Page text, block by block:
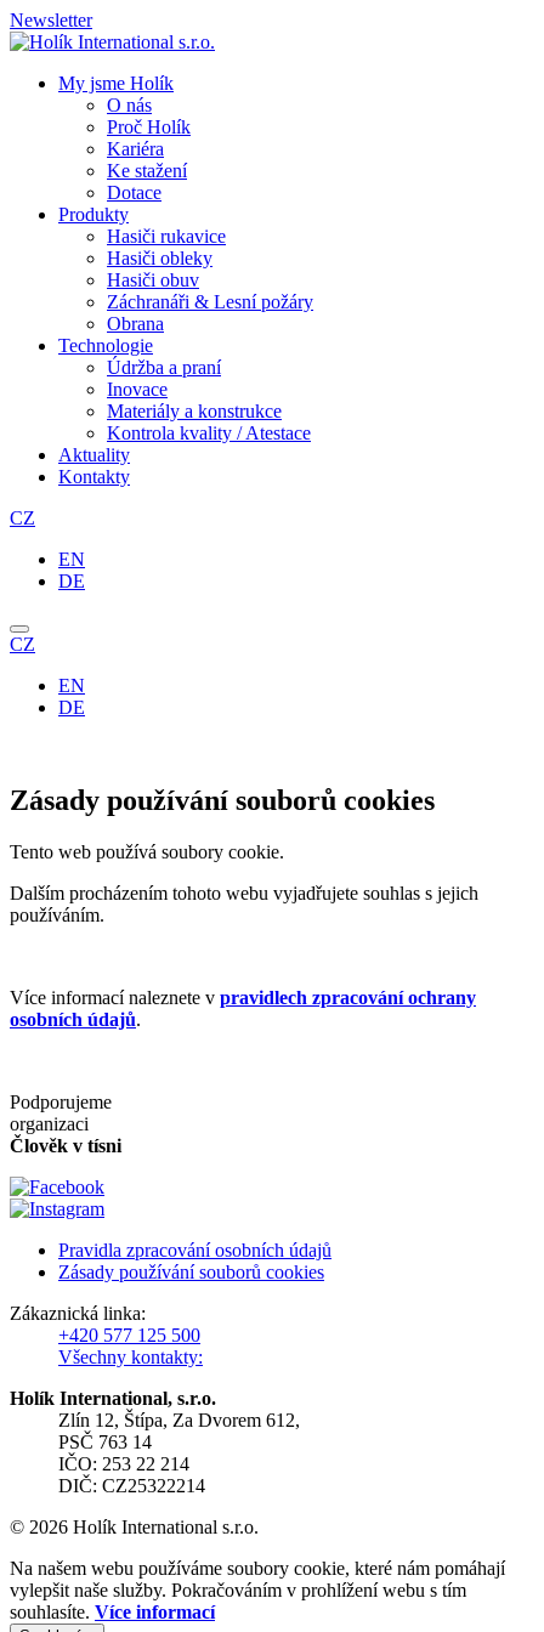
Newsletter
My jsme Holík
O nás
Proč Holík
Kariéra
Ke stažení
Dotace
Produkty
Hasiči rukavice
Hasiči obleky
Hasiči obuv
Záchranáři & Lesní požáry
Obrana
Technologie
Údržba a praní
Inovace
Materiály a konstrukce
Kontrola kvality / Atestace
Aktuality
Kontakty
CZ
EN
DE
CZ
EN
DE
Zásady používání souborů cookies
Tento web používá soubory cookie.
Dalším procházením tohoto webu vyjadřujete souhlas s jejich
používáním.
Více informací naleznete v pravidlech zpracování ochrany
osobních údajů.
Podporujeme
organizaci
Člověk v tísni
Pravidla zpracování osobních údajů
Zásady používání souborů cookies
Zákaznická linka:
+420 577 125 500
Všechny kontakty:
Holík International, s.r.o.
Zlín 12, Štípa, Za Dvorem 612,
PSČ 763 14
IČO: 253 22 214
DIČ: CZ25322214
© 2026 Holík International s.r.o.
Na našem webu používáme soubory cookie, které nám pomáhají
vylepšit naše služby. Pokračováním v prohlížení webu s tím
souhlasíte. Více informací